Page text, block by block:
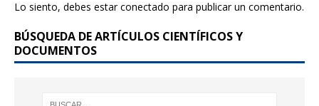
o
k
Lo siento, debes estarconectado para publicar un comentario.
BÚSQUEDA DE ARTÍCULOS CIENTÍFICOS Y
DOCUMENTOS